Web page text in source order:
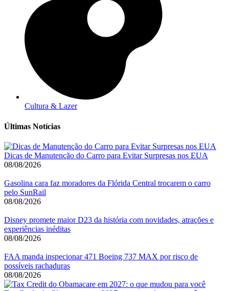
Cultura & Lazer
Últimas Notícias
Dicas de Manutenção do Carro para Evitar Surpresas nos EUA
08/08/2026
Gasolina cara faz moradores da Flórida Central trocarem o carro
pelo SunRail
08/08/2026
Disney promete maior D23 da história com novidades, atrações e
experiências inéditas
08/08/2026
FAA manda inspecionar 471 Boeing 737 MAX por risco de
possíveis rachaduras
08/08/2026